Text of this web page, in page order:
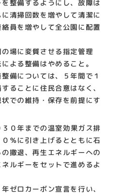
整備するようにし、故障は
清掃回数を増やして清潔に
員を増やして全公園に配置
場に変質させる指定管理
よる整備はやめること。
備については、５年間で１
ることに住民合意はなく、
での維持・保存を前提にす
０年までの温室効果ガス排
％に引き上げるとともに石
撤退、再生エネルギーへの
ルギーをセットで進めるよ
ゼロカーボン宣言を行い、